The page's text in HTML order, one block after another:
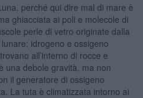
perché qui dire mal di mare è
ghiacciata ai poli e molecole di
perle di vetro originate dalla
idrogeno e ossigeno
all’interno di rocce e
una debole gravità, ma non
il generatore di ossigeno
La tuta è climatizzata intorno ai